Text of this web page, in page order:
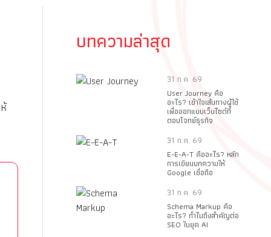
บทความล่าสุด
31 ก.ค. 69
User Journey คือ
อะไร? เข้าใจเส้นทางผู้ใช้
เพื่อออกแบบเว็บไซต์ที่
ตอบโจทย์ธุรกิจ
31 ก.ค. 69
E-E-A-T คืออะไร? หลัก
การเขียนบทความให้
Google เชื่อถือ
31 ก.ค. 69
Schema Markup คือ
อะไร? ทำไมถึงสำคัญต่อ
SEO ในยุค AI